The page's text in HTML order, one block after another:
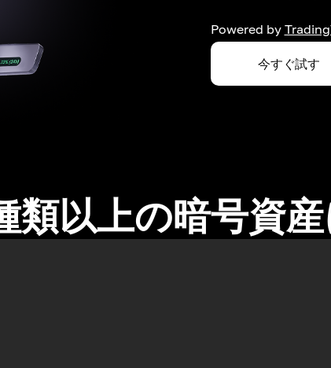
Powered by
今すぐ試す
類以上の暗号資